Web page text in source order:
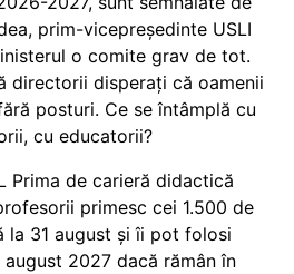
prim-vicepreședinte USLI
o comite grav de tot.
directorii disperați că oamenii
posturi. Ce se întâmplă cu
cu educatorii?
Prima de carieră didactică
primesc cei 1.500 de
la 31 august și îi pot folosi
august 2027 dacă rămân în